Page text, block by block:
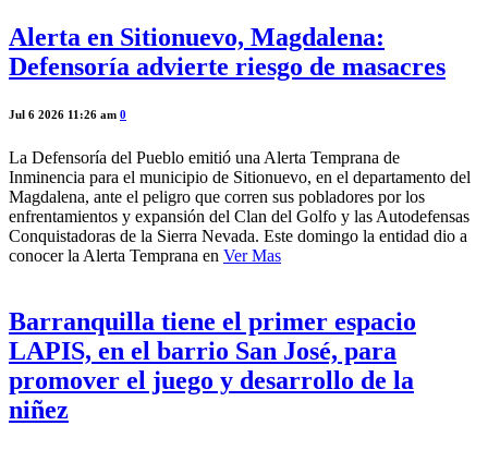
Alerta en Sitionuevo, Magdalena:
Defensoría advierte riesgo de masacres
Jul 6 2026 11:26 am 0
La Defensoría del Pueblo emitió una Alerta Temprana de
Inminencia para el municipio de Sitionuevo, en el departamento del
Magdalena, ante el peligro que corren sus pobladores por los
enfrentamientos y expansión del Clan del Golfo y las Autodefensas
Conquistadoras de la Sierra Nevada. Este domingo la entidad dio a
conocer la Alerta Temprana en Ver Mas
Barranquilla tiene el primer espacio
LAPIS, en el barrio San José, para
promover el juego y desarrollo de la
niñez